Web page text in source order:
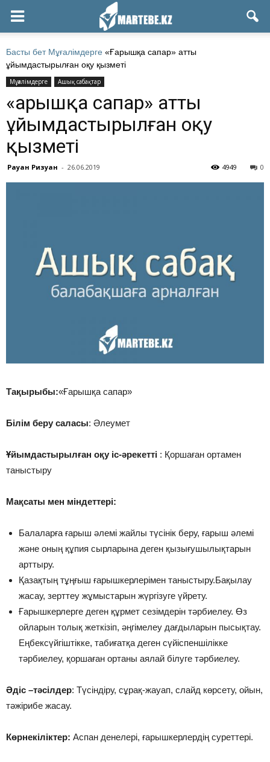
Басты бет Мұғалімдерге «Ғарышқа сапар» атты
ұйымдастырылған оқу қызметі
Мұғалімдерге Ашық сабақтар
«Ғарышқа сапар» атты
ұйымдастырылған оқу
қызметі
Рауан Ризуан - 26.06.2019 0
4949
Тақырыбы:«Ғарышқа сапар»
Білім беру саласы: Әлеумет
Ұйымдастырылған оқу іс-әрекетті : Қоршаған ортамен
таныстыру
Мақсаты мен міндеттері:
Балаларға ғарыш әлемі жайлы түсінік беру, ғарыш әлемі
және оның құпия сырларына деген қызығушылықтарын
арттыру.
Қазақтың тұңғыш ғарышкерлерімен таныстыру.Бақылау
жасау, зерттеу жұмыстарын жүргізуге үйрету.
Ғарышкерлерге деген құрмет сезімдерін тәрбиелеу. Өз
ойларын толық жеткізіп, әңгімелеу дағдыларын пысықтау.
Еңбексүйгіштікке, табиғатқа деген сүйіспеншілікке
тәрбиелеу, қоршаған ортаны аялай білуге тәрбиелеу.
Әдіс –тәсілдер: Түсіндіру, сұрақ-жауап, слайд көрсету, ойын,
тәжірибе жасау.
Көрнекіліктер: Аспан денелері, ғарышкерлердің суреттері.